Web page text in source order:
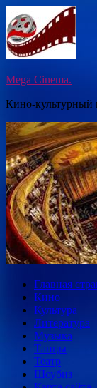
Перейти
к
содержимому
Mega Cinema.
Кино-
Главная
Кино
Культура
Литература
Музыка
Танцы
Театр
Шоубиз